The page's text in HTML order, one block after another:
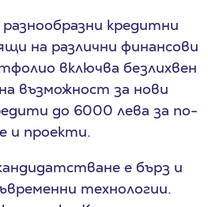
кредитни
на различни финансови
включва безлихвен
възможност за нови
до 6000 лева за по-
и проекти.
е бърз и
технологии.